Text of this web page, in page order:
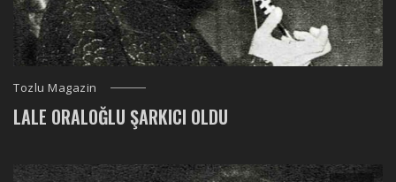
Tozlu Magazin
LALE ORALOĞLU ŞARKICI OLDU